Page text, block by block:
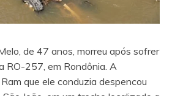
de 47 anos, morreu após sofrer
RO-257, em Rondônia. A
que ele conduzia despencou